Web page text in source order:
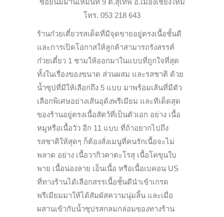
ซอยนิมมานเหมินท์ 9 ต.สุเทพ อ.เมืองเชียงใหม่
โทร. 053 218 643
ร้านก๋วยเตี๋ยวรสเด็ดที่มีจุดขายอยู่ตรงเนื้อชั้นดี
และการเปิดโอกาสให้ลูกค้าสามารถรังสรรค์
ก๋วยเตี๋ยว 1 ชามให้ออกมาในแบบที่ถูกใจที่สุด
ทั้งในเรื่องของขนาด ส่วนผสม และรสชาติ ด้วย
น้ำซุปที่มีให้เลือกถึง 5 แบบ มาพร้อมเส้นที่มีตัว
เลือกพิเศษอย่างเส้นอุด้งพรีเมียม และทีเด็ดสุด
ของร้านอยู่ตรงเนื้อสัตว์ที่เป็นตัวเอก อย่าง เนื้อ
หมูหรือเนื้อวัว อีก 11 แบบ ที่ถ้าอยากไปถึง
รสชาติให้สุดๆ ก็ต้องสั่งเมนูที่คนรักเนื้อจะไม่
พลาด อย่าง เนื้อวากิวคาตะโรสุ เนื้อโคขุนใบ
พาย เนื้อน่องลาย เอ็นเนื้อ หรือเนื้อเบคอน US
ที่ทางร้านได้เลือกสรรเนื้อชั้นดีนำเข้าเกรด
พรีเมียมมาให้ได้สัมผัสความนุ่มลิ้น และเมื่อ
ผสานเข้ากับน้ำซุปรสกลมกล่อมของทางร้าน